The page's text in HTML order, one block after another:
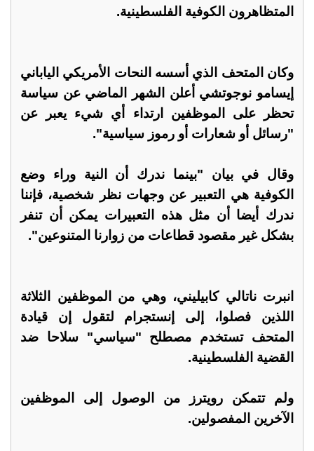
المتظاهرون الكوفية الفلسطينية.
وكان المتحف الذي أسسه النحات الأمريكي الياباني
إيسامو نوجوتشي أعلن الشهر الماضي عن سياسة
تحظر على الموظفين ارتداء أي شيء يعبر عن
"رسائل أو شعارات أو رموز سياسية".
وقال في بيان "بينما ندرك أن النية وراء وضع
الكوفية هي التعبير عن وجهات نظر شخصية، فإننا
ندرك أيضا أن مثل هذه التعبيرات يمكن أن تنفر
بشكل غير مقصود قطاعات من زوارنا المتنوعين".
انبرت ناتالي كابيليني، وهي من الموظفين الثلاثة
اللذين فصلوا، إلى إنستجرام لتقول إن قيادة
المتحف تستخدم مصطلح "سياسي" سلاحا ضد
القضية الفلسطينية.
ولم تتمكن رويترز من الوصول إلى الموظفين
الآخرين المفصولين.